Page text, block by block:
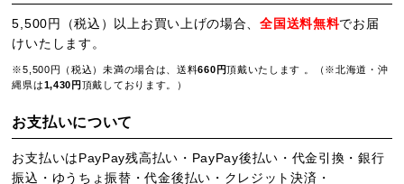
5,500円（税込）以上お買い上げの場合、全国送料無料でお届
けいたします。
※5,500円（税込）未満の場合は、送料660円頂戴いたします 。（※北海道・沖
縄県は1,430円 頂戴しております。）
お支払いについて
お支払いはPayPay残高払い・PayPay後払い・代金引換・銀行
振込・ゆうちょ振替・代金後払い・クレジット決済・